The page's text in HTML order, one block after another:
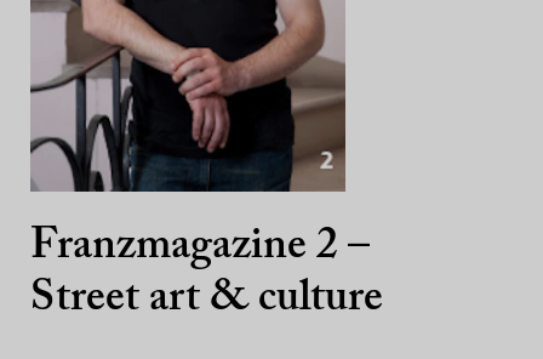
Franzmagazine 2 –
Street art & culture